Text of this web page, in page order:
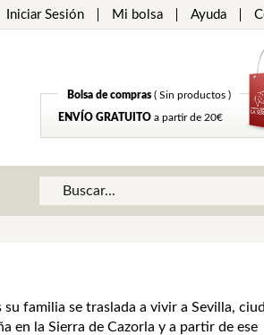
Iniciar Sesión Mi bolsa Ayuda
Bolsa de compras ( Sin productos )
ENVÍO GRATUITO a partir de 20€
familia se traslada a vivir a Sevilla,
en la Sierra de Cazorla y a partir de ese